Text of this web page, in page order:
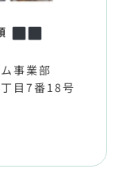
事業部
目7番18号